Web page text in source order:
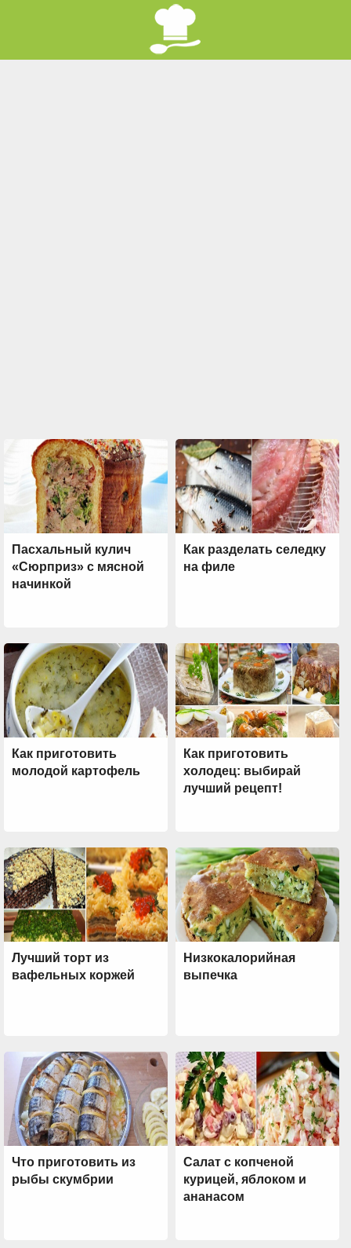
Пасхальный кулич
«Сюрприз» с мясной
начинкой
Как разделать селедку
на филе
Как приготовить
молодой картофель
Как приготовить
холодец: выбирай
лучший рецепт!
Лучший торт из
вафельных коржей
Низкокалорийная
выпечка
Что приготовить из
рыбы скумбрии
Салат с копченой
курицей, яблоком и
ананасом